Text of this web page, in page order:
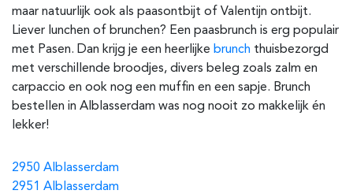
maar natuurlijk ook als paasontbijt of Valentijn ontbijt.
Liever lunchen of brunchen? Een paasbrunch is erg populair
met Pasen. Dan krijg je een heerlijke brunch thuisbezorgd
met verschillende broodjes, divers beleg zoals zalm en
carpaccio en ook nog een muffin en een sapje. Brunch
bestellen in Alblasserdam was nog nooit zo makkelijk én
lekker!
2950 Alblasserdam
2951 Alblasserdam